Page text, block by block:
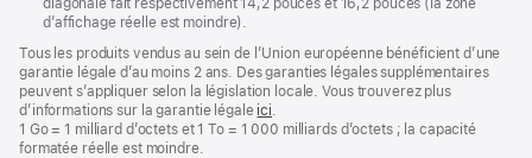
diagonale fait respectivement 14,2 pouces et 16,2 pouces (la zone
d’affichage réelle est moindre).
Tous les produits vendus au sein de l’Union européenne bénéficient d’une
garantie légale d’au moins 2 ans. Des garanties légales supplémentaires
peuvent s’appliquer selon la législation locale. Vous trouverez plus
d’informations sur la garantie légale ici
1 Go = 1 milliard d’octets et 1 To = 1 000 milliards d’octets ; la capacité
formatée réelle est moindre.